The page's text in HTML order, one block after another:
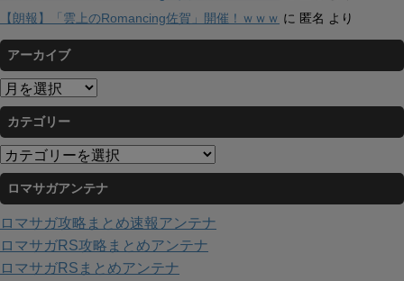
【朗報】「雲上のRomancing佐賀」開催！ｗｗｗ に 匿名 より
アーカイブ
ア
ー
カ
イ
ブ
カテゴリー
カ
テ
ゴ
リ
ー
ロマサガアンテナ
ロマサガ攻略まとめ速報アンテナ
ロマサガRS攻略まとめアンテナ
ロマサガRSまとめアンテナ